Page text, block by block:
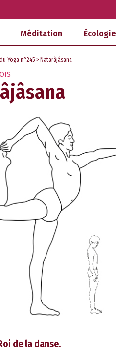
Méditation Écologie
Yoga n°245 > Natarâjâsana
de la danse.